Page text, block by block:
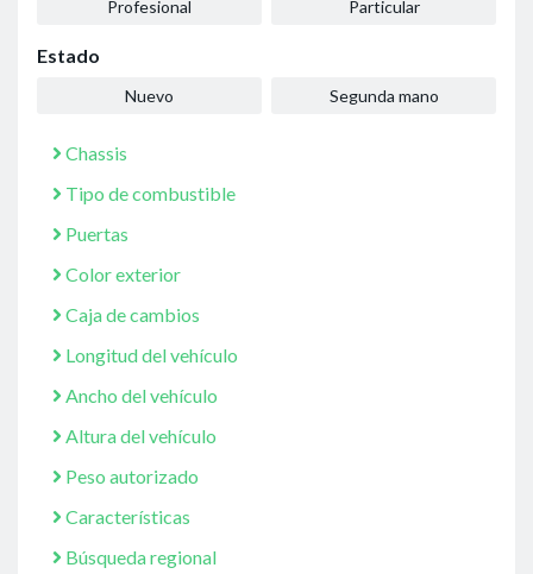
Profesional Particular
Estado
Nuevo Segunda mano
Chassis
Tipo de combustible
Puertas
Color exterior
Caja de cambios
Longitud del vehículo
Ancho del vehículo
Altura del vehículo
Peso autorizado
Características
Búsqueda regional